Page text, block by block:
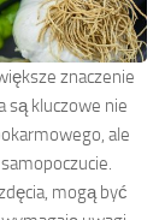
znaczenie
są kluczowe nie
ale
mogą być